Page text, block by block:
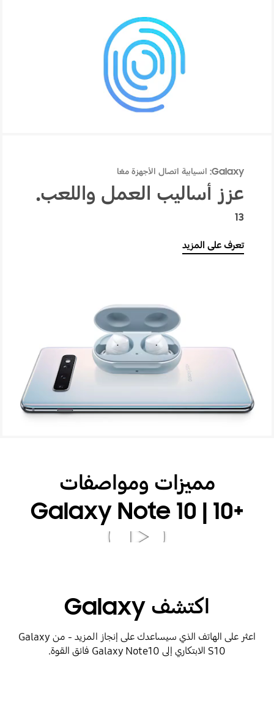
Galaxy: انسيابية اتصال الأجهزة معًا
عزز أساليب العمل واللعب.
13
تعرف على المزيد
مميزات ومواصفات
‎Galaxy Note 10 | 10+‎
اكتشف Galaxy
اعثر على الهاتف الذي سيساعدك على إنجاز المزيد - من Galaxy
S10 الابتكاري إلى Galaxy Note10 فائق القوة.